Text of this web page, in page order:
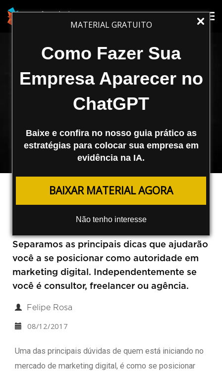
MATERIAL GRATUITO
Como Fazer Sua
Empresa Aparecer no
ChatGPT
Baixe e confira no nosso guia prático as
estratégias para colocar sua empresa em
evidência na IA.
BAIXAR MATERIAL AGORA
Não tenho interesse
Como Criar Autoridade Sendo
Freelancer, Consultor ou Agência
Separamos as principais dicas que ajudarão
você a se posicionar como autoridade em
marketing digital. Independentemente se
você é consultor, freelancer ou agência.
Felipe Rosa
08/12/2017
Uma das principais dúvidas de quem está iniciando no
mercado de marketing digital, é como se posicionar